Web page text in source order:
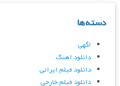
دسته‌ها
اگهی
دانلود اهنگ
دانلود فیلم ایرانی
دانلود فیلم خارجی